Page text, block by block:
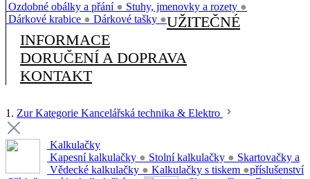
Ozdobné obálky a přání ● Stuhy, jmenovky a rozety ●
Dárkové krabice ● Dárkové tašky ●UŽITEČNÉ
INFORMACE
DORUČENÍ A DOPRAVA
KONTAKT
1. Zur Kategorie Kancelářská technika & Elektro
Kalkulačky
Kapesní kalkulačky ● Stolní kalkulačky ●
Vědecké kalkulačky ● Kalkulačky s tiskem ●
Skartovačky a
příslušenství